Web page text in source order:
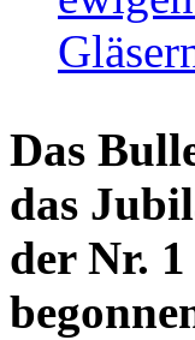
Das
das
der Nr.